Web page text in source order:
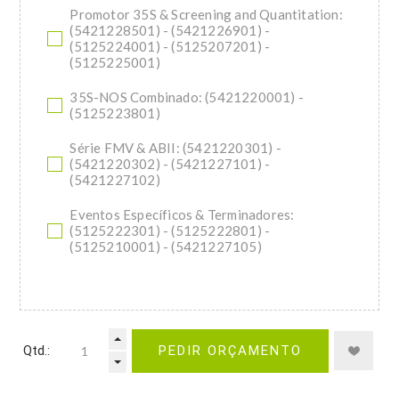
Promotor 35S & Screening and Quantitation:
(5421228501) - (5421226901) -
(5125224001) - (5125207201) -
(5125225001)
35S-NOS Combinado: (5421220001) -
(5125223801)
Série FMV & ABII: (5421220301) -
(5421220302) - (5421227101) -
(5421227102)
Eventos Específicos & Terminadores:
(5125222301) - (5125222801) -
(5125210001) - (5421227105)
Qtd.: PEDIR ORÇAMENTO